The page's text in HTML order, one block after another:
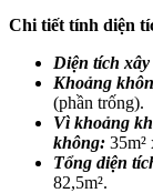
Chi tiết tính diện
Diện tích
Khoảng
(phần trống).
Vì khoảng
không: 35m²
Tổng diện
82,5m².